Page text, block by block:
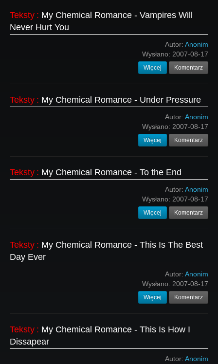
Teksty : My Chemical Romance - Vampires Will
Never Hurt You
Autor: Anonim
Wysłano: 2007-08-17
Więcej Komentarz
Teksty : My Chemical Romance - Under Pressure
Autor: Anonim
Wysłano: 2007-08-17
Więcej Komentarz
Teksty : My Chemical Romance - To the End
Autor: Anonim
Wysłano: 2007-08-17
Więcej Komentarz
Teksty : My Chemical Romance - This Is The Best
Day Ever
Autor: Anonim
Wysłano: 2007-08-17
Więcej Komentarz
Teksty : My Chemical Romance - This Is How I
Dissapear
Autor: Anonim